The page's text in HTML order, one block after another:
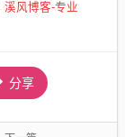
溪风博客-专业
分享